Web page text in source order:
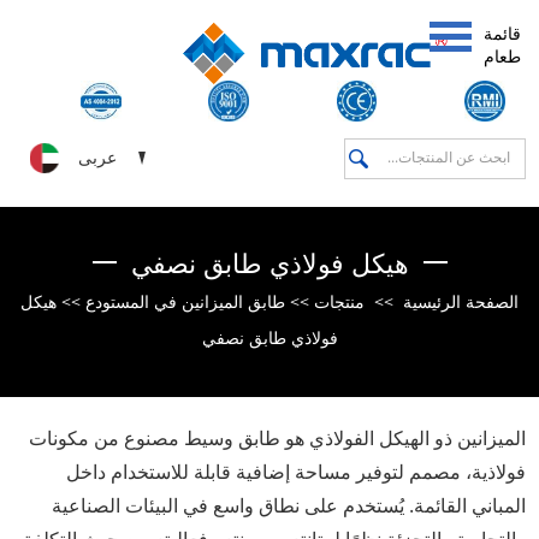
قائمة
طعام
عربى
هيكل فولاذي طابق نصفي
الصفحة الرئيسية >> منتجات >> طابق الميزانين في المستودع >> هيكل
فولاذي طابق نصفي
الميزانين ذو الهيكل الفولاذي هو طابق وسيط مصنوع من مكونات
فولاذية، مصمم لتوفير مساحة إضافية قابلة للاستخدام داخل
المباني القائمة. يُستخدم على نطاق واسع في البيئات الصناعية